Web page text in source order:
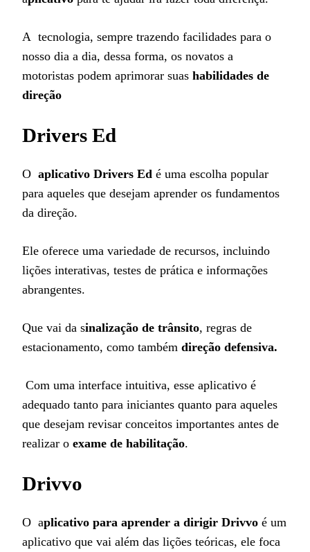
A tecnologia, sempre trazendo facilidades para o
nosso dia a dia, dessa forma, os novatos a
motoristas podem aprimorar suas habilidades de
direção
Drivers Ed
O aplicativo Drivers Ed é uma escolha popular
para aqueles que desejam aprender os fundamentos
da direção.
Ele oferece uma variedade de recursos, incluindo
lições interativas, testes de prática e informações
abrangentes.
Que vai da sinalização de trânsito, regras de
estacionamento, como também direção defensiva.
Com uma interface intuitiva, esse aplicativo é
adequado tanto para iniciantes quanto para aqueles
que desejam revisar conceitos importantes antes de
realizar o exame de habilitação.
Drivvo
O aplicativo para aprender a dirigir Drivvo é um
aplicativo que vai além das lições teóricas, ele foca